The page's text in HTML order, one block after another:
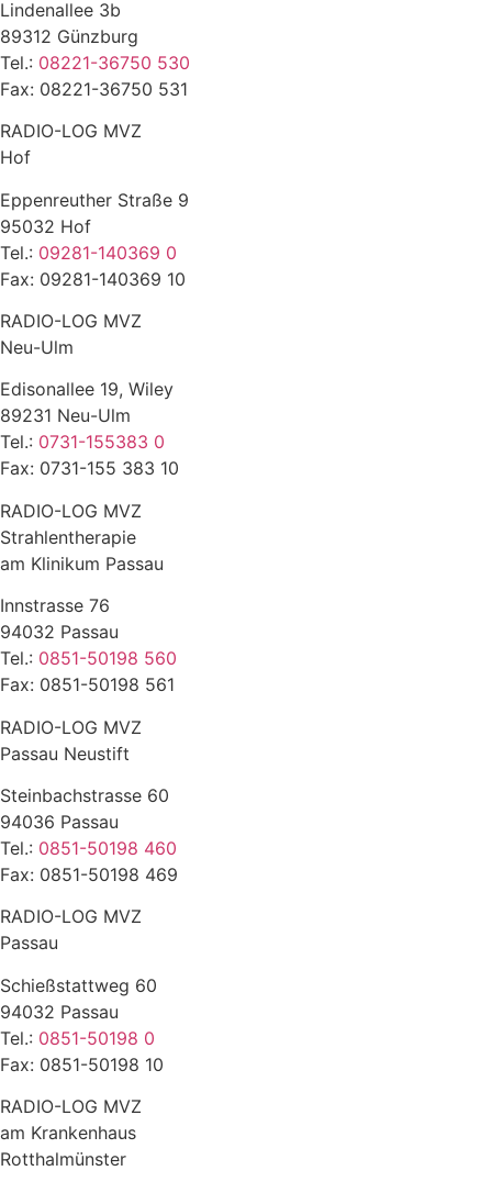
Lindenallee 3b
89312 Günzburg
Tel.: 08221-36750 530
Fax: 08221-36750 531
RADIO-LOG MVZ
Hof
Eppenreuther Straße 9
95032 Hof
Tel.: 09281-140369 0
Fax: 09281-140369 10
RADIO-LOG MVZ
Neu-Ulm
Edisonallee 19, Wiley
89231 Neu-Ulm
Tel.: 0731-155383 0
Fax: 0731-155 383 10
RADIO-LOG MVZ
Strahlentherapie
am Klinikum Passau
Innstrasse 76
94032 Passau
Tel.: 0851-50198 560
Fax: 0851-50198 561
RADIO-LOG MVZ
Passau Neustift
Steinbachstrasse 60
94036 Passau
Tel.: 0851-50198 460
Fax: 0851-50198 469
RADIO-LOG MVZ
Passau
Schießstattweg 60
94032 Passau
Tel.: 0851-50198 0
Fax: 0851-50198 10
RADIO-LOG MVZ
am Krankenhaus
Rotthalmünster